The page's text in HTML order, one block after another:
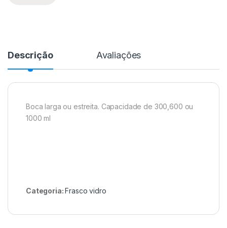
Descrição Avaliações
Boca larga ou estreita. Capacidade de 300,600 ou
1000 ml
Categoria:Frasco vidro